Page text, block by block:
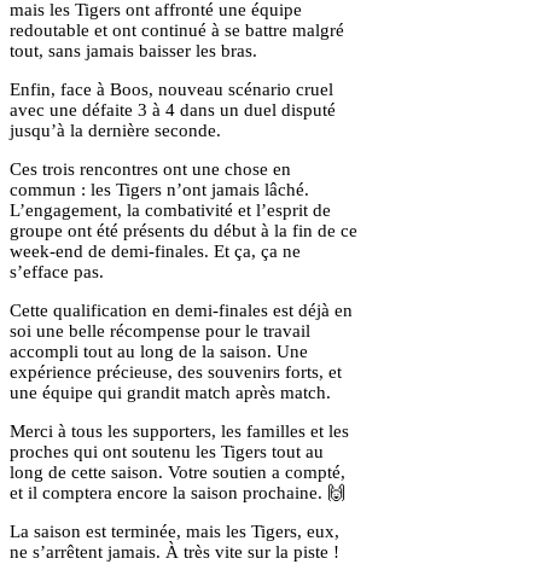
mais les Tigers ont affronté une équipe
redoutable et ont continué à se battre malgré
tout, sans jamais baisser les bras.
Enfin, face à Boos, nouveau scénario cruel
avec une défaite 3 à 4 dans un duel disputé
jusqu’à la dernière seconde.
Ces trois rencontres ont une chose en
commun : les Tigers n’ont jamais lâché.
L’engagement, la combativité et l’esprit de
groupe ont été présents du début à la fin de ce
week-end de demi-finales. Et ça, ça ne
s’efface pas.
Cette qualification en demi-finales est déjà en
soi une belle récompense pour le travail
accompli tout au long de la saison. Une
expérience précieuse, des souvenirs forts, et
une équipe qui grandit match après match.
Merci à tous les supporters, les familles et les
proches qui ont soutenu les Tigers tout au
long de cette saison. Votre soutien a compté,
et il comptera encore la saison prochaine. 🙌
La saison est terminée, mais les Tigers, eux,
ne s’arrêtent jamais. À très vite sur la piste !